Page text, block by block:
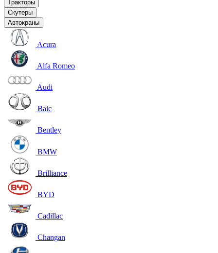
Тракторы
Скутеры
Автокраны
Acura
Alfa Romeo
Audi
Baic
Bentley
BMW
Brilliance
BYD
Cadillac
Changan